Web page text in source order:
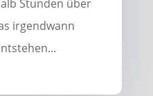
Stunden über
irgendwann